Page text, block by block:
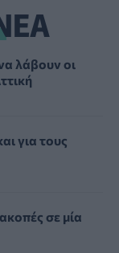
λάβουν οι
για τους
σε μία